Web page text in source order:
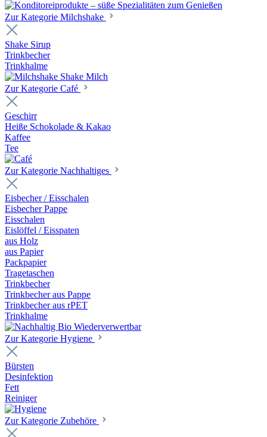
Zur Kategorie Milchshake
Shake Sirup
Trinkbecher
Trinkhalme
Zur Kategorie Café
Geschirr
Heiße Schokolade & Kakao
Kaffee
Tee
Zur Kategorie Nachhaltiges
Eisbecher / Eisschalen
Eisbecher Pappe
Eisschalen
Eislöffel / Eisspaten
aus Holz
aus Papier
Packpapier
Tragetaschen
Trinkbecher
Trinkbecher aus Pappe
Trinkbecher aus rPET
Trinkhalme
Zur Kategorie Hygiene
Bürsten
Desinfektion
Fett
Reiniger
Zur Kategorie Zubehöre